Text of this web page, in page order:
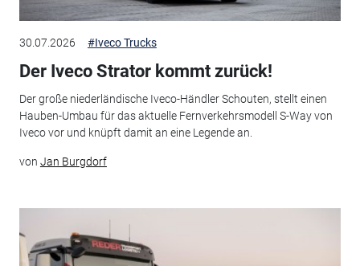
30.07.2026 #Iveco Trucks
Der Iveco Strator kommt zurück!
Der große niederländische Iveco-Händler Schouten, stellt einen
Hauben-Umbau für das aktuelle Fernverkehrsmodell S-Way von
Iveco vor und knüpft damit an eine Legende an.
von Jan Burgdorf